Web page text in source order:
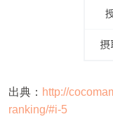
出典： http://
ranking/#i-5